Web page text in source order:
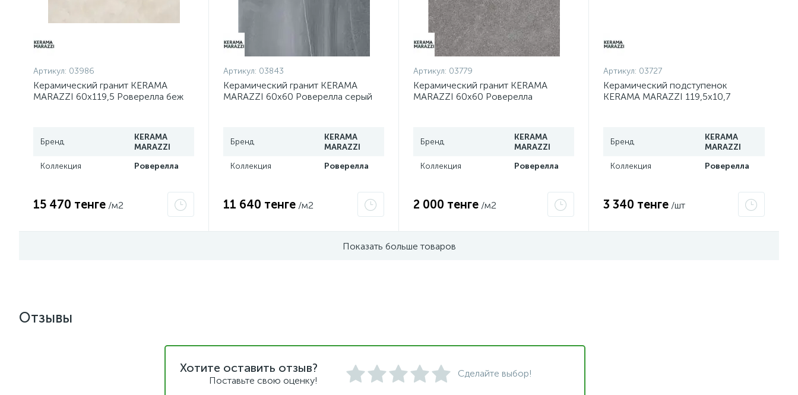
Артикул: 03986
Керамический гранит KERAMA
MARAZZI 60х119,5 Роверелла беж
Бренд
KERAMA
MARAZZI
Коллекция
Роверелла
15 470 тенге /м2
Артикул: 03843
Керамический гранит KERAMA
MARAZZI 60х60 Роверелла серый
Бренд
KERAMA
MARAZZI
Коллекция
Роверелла
11 640 тенге /м2
Артикул: 03779
Керамический гранит KERAMA
MARAZZI 60х60 Роверелла
Бренд
KERAMA
MARAZZI
Коллекция
Роверелла
2 000 тенге /м2
Артикул: 03727
Керамический подступенок
KERAMA MARAZZI 119,5х10,7
Бренд
KERAMA
MARAZZI
Коллекция
Роверелла
3 340 тенге /шт
Показать больше товаров
Отзывы
Хотите оставить отзыв?
Поставьте свою оценку!
Сделайте выбор!